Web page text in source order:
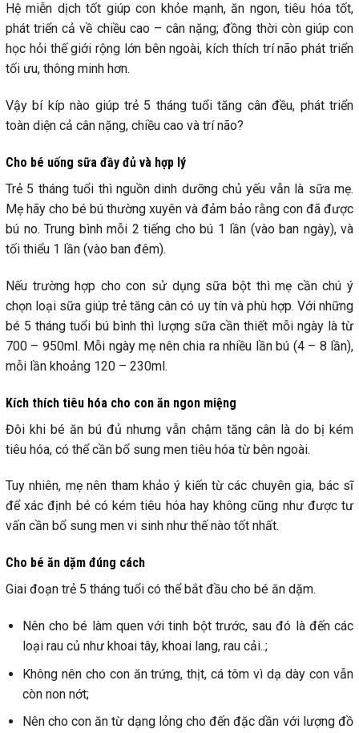
Hệ miễn dịch tốt giúp con khỏe mạnh, ăn ngon, tiêu hóa tốt,
phát triển cả về chiều cao – cân nặng; đồng thời còn giúp con
học hỏi thế giới rộng lớn bên ngoài, kích thích trí não phát triển
tối ưu, thông minh hơn.
Vậy bí kíp nào giúp trẻ 5 tháng tuổi tăng cân đều, phát triển
toàn diện cả cân nặng, chiều cao và trí não?
Cho bé uống sữa đầy đủ và hợp lý
Trẻ 5 tháng tuổi thì nguồn dinh dưỡng chủ yếu vẫn là sữa mẹ.
Mẹ hãy cho bé bú thường xuyên và đảm bảo rằng con đã được
bú no. Trung bình mỗi 2 tiếng cho bú 1 lần (vào ban ngày), và
tối thiểu 1 lần (vào ban đêm).
Nếu trường hợp cho con sử dụng sữa bột thì mẹ cần chú ý
chọn loại sữa giúp trẻ tăng cân có uy tín và phù hợp. Với những
bé 5 tháng tuổi bú bình thì lượng sữa cần thiết mỗi ngày là từ
700 – 950ml. Mỗi ngày mẹ nên chia ra nhiều lần bú (4 – 8 lần),
mỗi lần khoảng 120 – 230ml.
Kích thích tiêu hóa cho con ăn ngon miệng
Đôi khi bé ăn bú đủ nhưng vẫn chậm tăng cân là do bị kém
tiêu hóa, có thể cần bổ sung men tiêu hóa từ bên ngoài.
Tuy nhiên, mẹ nên tham khảo ý kiến từ các chuyên gia, bác sĩ
để xác định bé có kém tiêu hóa hay không cũng như được tư
vấn cần bổ sung men vi sinh như thế nào tốt nhất.
Cho bé ăn dặm đúng cách
Giai đoạn trẻ 5 tháng tuổi có thể bắt đầu cho bé ăn dặm.
Nên cho bé làm quen với tinh bột trước, sau đó là đến các
loại rau củ như khoai tây, khoai lang, rau cải..;
Không nên cho con ăn trứng, thịt, cá tôm vì dạ dày con vẫn
còn non nớt;
Nên cho con ăn từ dạng lỏng cho đến đặc dần với lượng đồ